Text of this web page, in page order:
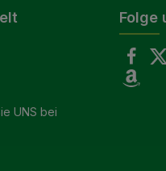
UNS bei
Folge